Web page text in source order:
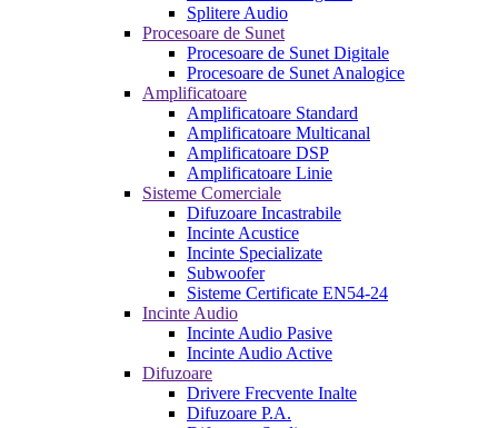
Splitere Audio
Procesoare de Sunet
Procesoare de Sunet Digitale
Procesoare de Sunet Analogice
Amplificatoare
Amplificatoare Standard
Amplificatoare Multicanal
Amplificatoare DSP
Amplificatoare Linie
Sisteme Comerciale
Difuzoare Incastrabile
Incinte Acustice
Incinte Specializate
Subwoofer
Sisteme Certificate EN54-24
Incinte Audio
Incinte Audio Pasive
Incinte Audio Active
Difuzoare
Drivere Frecvente Inalte
Difuzoare P.A.